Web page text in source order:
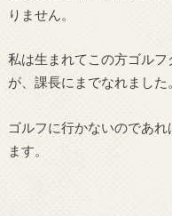
りません。
私は生まれてこの方ゴル
が、課長にまでなれました。
ゴルフに行かないのであ
ます。